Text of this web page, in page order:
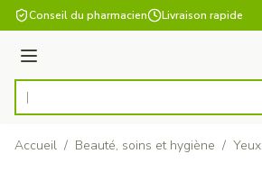
Aller au contenu
Conseil du pharmacien Livraison rapide
Menu
Rechercher
Accueil / Beauté, soins et hygiène / Yeux